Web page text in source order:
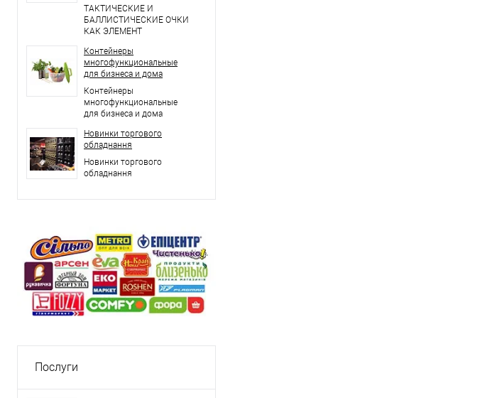
ТАКТИЧЕСКИЕ И
БАЛЛИСТИЧЕСКИЕ ОЧКИ
КАК ЭЛЕМЕНТ
Контейнеры
многофункциональные
для бизнеса и дома
Контейнеры
многофункциональные
для бизнеса и дома
Новинки торгового
обладнання
Новинки торгового
обладнання
Послуги